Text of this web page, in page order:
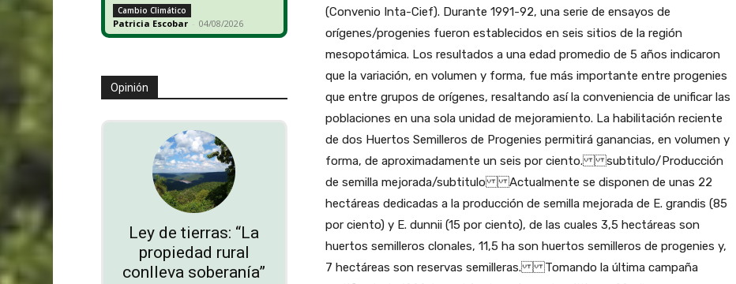
Cambio Climático
Patricia Escobar - 04/08/2026
Opinión
Ley de tierras: “La
propiedad rural
conlleva soberanía”
(Convenio Inta-Cief). Durante 1991-92, una serie de ensayos de
orígenes/progenies fueron establecidos en seis sitios de la región
mesopotámica. Los resultados a una edad promedio de 5 años indicaron
que la variación, en volumen y forma, fue más importante entre progenies
que entre grupos de orígenes, resaltando así la conveniencia de unificar las
poblaciones en una sola unidad de mejoramiento. La habilitación reciente
de dos Huertos Semilleros de Progenies permitirá ganancias, en volumen y
forma, de aproximadamente un seis por ciento. subtitulo/Producción
de semilla mejorada/subtitulo Actualmente se disponen de unas 22
hectáreas dedicadas a la producción de semilla mejorada de E. grandis (85
por ciento) y E. dunnii (15 por ciento), de las cuales 3,5 hectáreas son
huertos semilleros clonales, 11,5 ha son huertos semilleros de progenies y,
7 hectáreas son reservas semilleras. Tomando la última campaña